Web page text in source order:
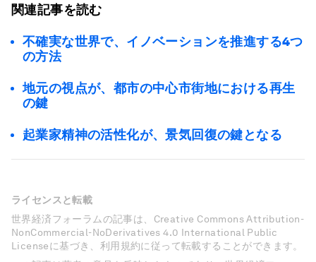
関連記事を読む
不確実な世界で、イノベーションを推進する4つ
の方法
地元の視点が、都市の中心市街地における再生
の鍵
起業家精神の活性化が、景気回復の鍵となる
ライセンスと転載
世界経済フォーラムの記事は、Creative Commons Attribution-
NonCommercial-NoDerivatives 4.0 International Public
Licenseに基づき、利用規約に従って転載することができます。